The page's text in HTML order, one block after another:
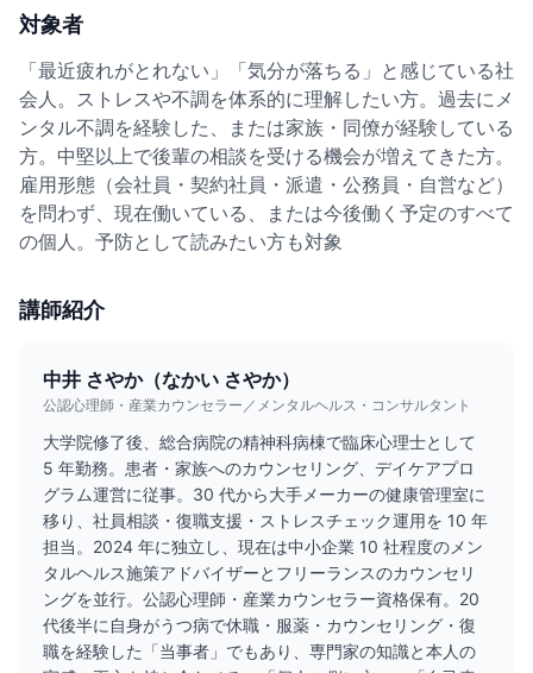
対象者
「最近疲れがとれない」「気分が落ちる」と感じている社
会人。ストレスや不調を体系的に理解したい方。過去にメ
ンタル不調を経験した、または家族・同僚が経験している
方。中堅以上で後輩の相談を受ける機会が増えてきた方。
雇用形態（会社員・契約社員・派遣・公務員・自営など）
を問わず、現在働いている、または今後働く予定のすべて
の個人。予防として読みたい方も対象
講師紹介
中井 さやか（なかい さやか）
公認心理師・産業カウンセラー／メンタルヘルス・コンサルタント
大学院修了後、総合病院の精神科病棟で臨床心理士として
5 年勤務。患者・家族へのカウンセリング、デイケアプロ
グラム運営に従事。30 代から大手メーカーの健康管理室に
移り、社員相談・復職支援・ストレスチェック運用を 10 年
担当。2024 年に独立し、現在は中小企業 10 社程度のメン
タルヘルス施策アドバイザーとフリーランスのカウンセリ
ングを並行。公認心理師・産業カウンセラー資格保有。20
代後半に自身がうつ病で休職・服薬・カウンセリング・復
職を経験した「当事者」でもあり、専門家の知識と本人の